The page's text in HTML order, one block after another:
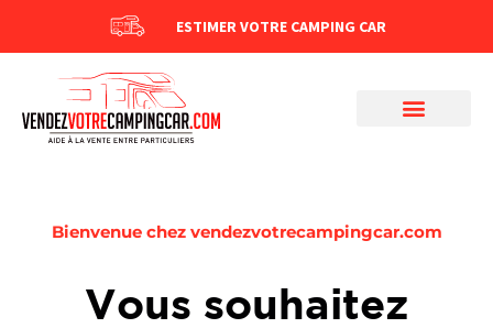
ESTIMER VOTRE CAMPING CAR
Bienvenue chez vendezvotrecampingcar.com
Vous souhaitez